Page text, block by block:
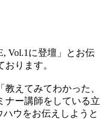
Vol.1に登壇」とお伝
ります。
えてみてわかった、
ナー講師をしている立
ウをお伝えしようと